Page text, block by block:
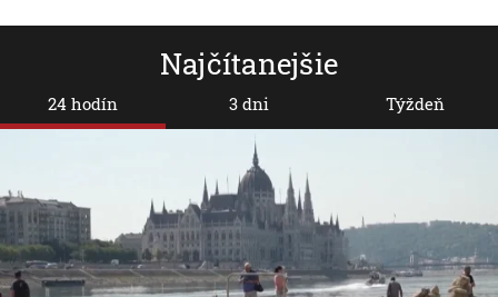
Najčítanejšie
24 hodín 3 dni Týždeň